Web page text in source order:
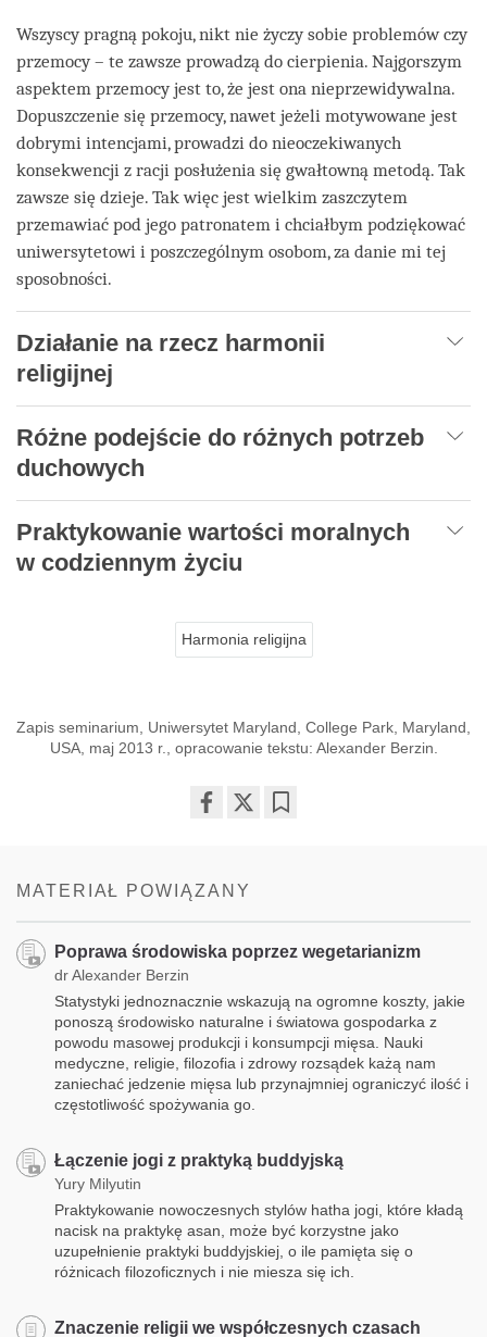
Wszyscy pragną pokoju, nikt nie życzy sobie problemów czy
przemocy – te zawsze prowadzą do cierpienia. Najgorszym
aspektem przemocy jest to, że jest ona nieprzewidywalna.
Dopuszczenie się przemocy, nawet jeżeli motywowane jest
dobrymi intencjami, prowadzi do nieoczekiwanych
konsekwencji z racji posłużenia się gwałtowną metodą. Tak
zawsze się dzieje. Tak więc jest wielkim zaszczytem
przemawiać pod jego patronatem i chciałbym podziękować
uniwersytetowi i poszczególnym osobom, za danie mi tej
sposobności.
Działanie na rzecz harmonii
religijnej
Różne podejście do różnych potrzeb
duchowych
Praktykowanie wartości moralnych
w codziennym życiu
Harmonia religijna
Zapis seminarium, Uniwersytet Maryland, College Park, Maryland,
USA, maj 2013 r., opracowanie tekstu: Alexander Berzin.
MATERIAŁ POWIĄZANY
Poprawa środowiska poprzez wegetarianizm
dr Alexander Berzin
Statystyki jednoznacznie wskazują na ogromne koszty, jakie
ponoszą środowisko naturalne i światowa gospodarka z
powodu masowej produkcji i konsumpcji mięsa. Nauki
medyczne, religie, filozofia i zdrowy rozsądek każą nam
zaniechać jedzenie mięsa lub przynajmniej ograniczyć ilość i
częstotliwość spożywania go.
Łączenie jogi z praktyką buddyjską
Yury Milyutin
Praktykowanie nowoczesnych stylów hatha jogi, które kładą
nacisk na praktykę asan, może być korzystne jako
uzupełnienie praktyki buddyjskiej, o ile pamięta się o
różnicach filozoficznych i nie miesza się ich.
Znaczenie religii we współczesnych czasach